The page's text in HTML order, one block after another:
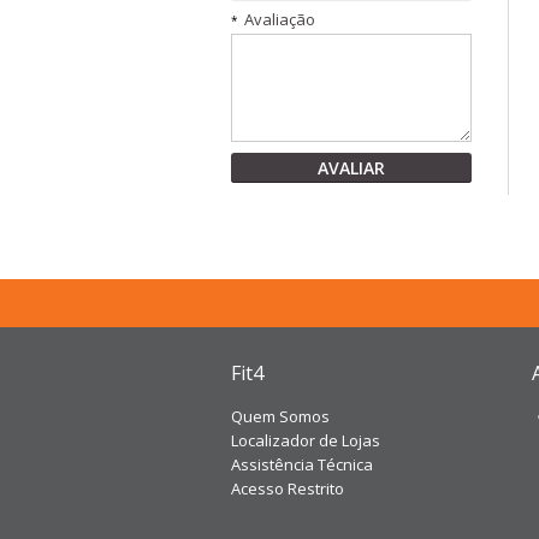
* Avaliação
AVALIAR
Fit4
Quem Somos
Localizador de Lojas
Assistência Técnica
Acesso Restrito